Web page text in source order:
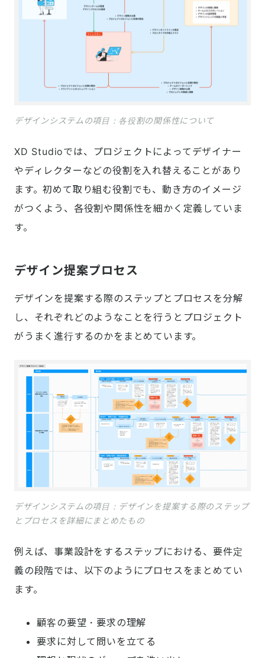
デザインシステムの項目：各役割の関係性について
XD Studioでは、プロジェクトによってデザイナー
やディレクターなどの役割を入れ替えることがあり
ます。初めて取り組む役割でも、動き方のイメージ
がつくよう、各役割や関係性を細かく定義していま
す。
デザイン提案プロセス
デザインを提案する際のステップとプロセスを分解
し、それぞれどのようなことを行うとプロジェクト
がうまく進行するのかをまとめています。
デザインシステムの項目：デザインを提案する際のステップ
とプロセスを詳細にまとめたもの
例えば、事業設計をするステップにおける、要件定
義の段階では、以下のようにプロセスをまとめてい
ます。
顧客の要望・要求の理解
要求に対して問いを立てる